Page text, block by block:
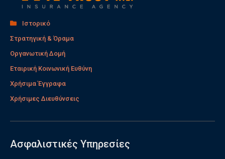
Ιστορικό
Στρατηγική & Όραμα
Οργανωτική Δομή
Εταιρική Κοινωνική Ευθύνη
Χρήσιμα Έγγραφα
Χρήσιμες Διευθύνσεις
Ασφαλιστικές Υπηρεσίες